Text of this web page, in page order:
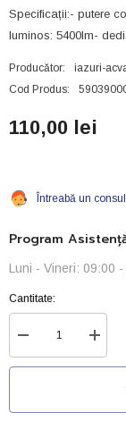
Specificații:- putere
luminos: 5400lm-
Producător:
iazuri-
Cod Produs:
110,00 lei
Întreabă un
Program
Luni - Vineri: 09:00
Cantitate:
Reduceți
cantitatea
pentru
Creșteți
pentru